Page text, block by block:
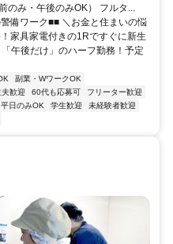
み・午後のみOK） フルタ...
備ワーク■■ ＼お金と住まいの悩
家具家電付きの1Rですぐに新生
午後だけ」のハーフ勤務！予定
副業・WワークOK
歓迎 60代も応募可
フリーター歓迎
平日のみOK 学生歓迎
未経験者歓迎